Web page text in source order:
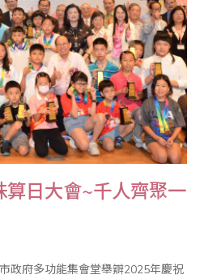
日大會~千人齊聚一
政府多功能集會堂舉辧2025年慶祝